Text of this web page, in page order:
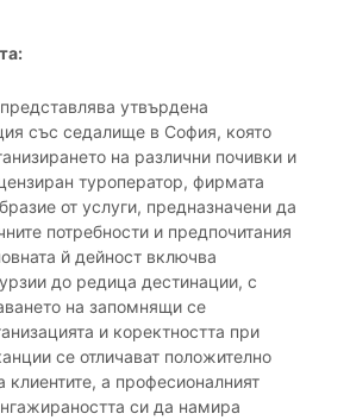
представлява утвърдена
със седалище в София, която
на различни почивки и
туроператор, фирмата
от услуги, предназначени да
потребности и предпочитания
й дейност включва
до редица дестинации, с
на запомнящи се
и коректността при
се отличават положително
клиентите, а професионалният
си да намира